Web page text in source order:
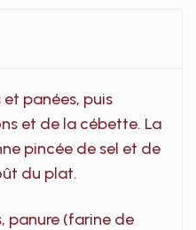
panées, puis
et de la cébette. La
pincée de sel et de
du plat.
panure (farine de